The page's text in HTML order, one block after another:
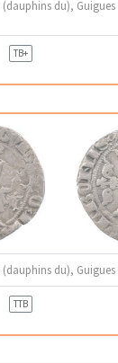
du),
TB+
du), Guigues
TTB